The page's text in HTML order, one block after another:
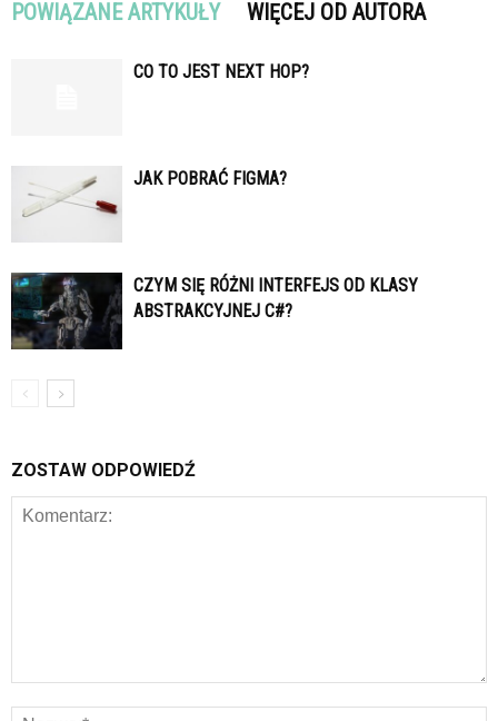
POWIĄZANE ARTYKUŁY WIĘCEJ OD AUTORA
CO TO JEST NEXT HOP?
JAK POBRAĆ FIGMA?
CZYM SIĘ RÓŻNI INTERFEJS OD KLASY
ABSTRAKCYJNEJ C#?
ZOSTAW ODPOWIEDŹ